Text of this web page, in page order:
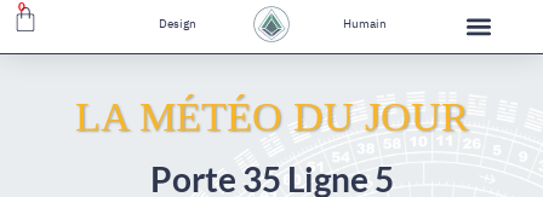
0
Design Humain
LA MÉTÉO DU JOUR
Porte 35 Ligne 5